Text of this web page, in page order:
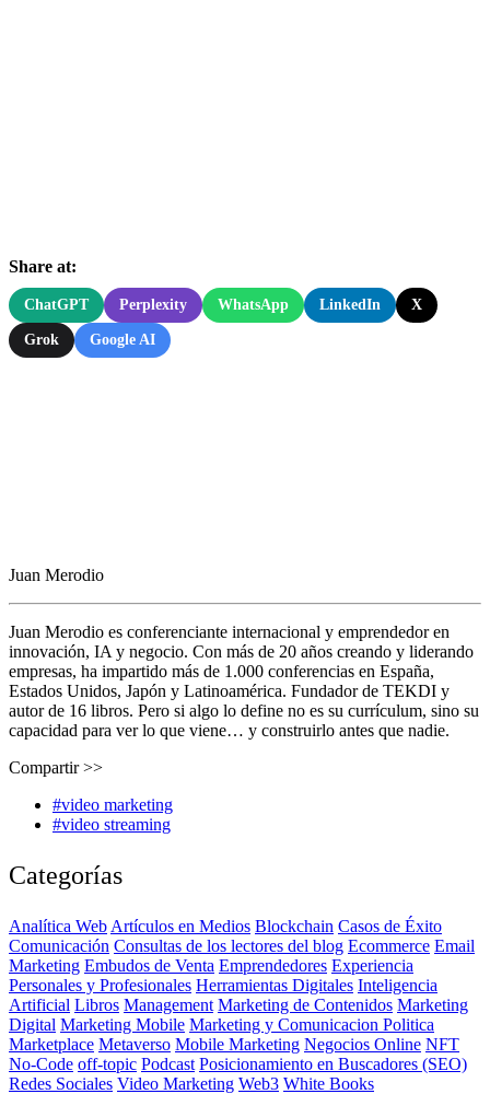
Share at:
ChatGPT Perplexity WhatsApp LinkedIn X
Grok Google AI
Juan Merodio
Juan Merodio es conferenciante internacional y emprendedor en
innovación, IA y negocio. Con más de 20 años creando y liderando
empresas, ha impartido más de 1.000 conferencias en España,
Estados Unidos, Japón y Latinoamérica. Fundador de TEKDI y
autor de 16 libros. Pero si algo lo define no es su currículum, sino su
capacidad para ver lo que viene… y construirlo antes que nadie.
Compartir >>
#video marketing
#video streaming
Categorías
Analítica Web Artículos en Medios Blockchain Casos de Éxito
Comunicación Consultas de los lectores del blog Ecommerce Email
Marketing Embudos de Venta Emprendedores Experiencia
Personales y Profesionales Herramientas Digitales Inteligencia
Artificial Libros Management Marketing de Contenidos Marketing
Digital Marketing Mobile Marketing y Comunicacion Politica
Marketplace Metaverso Mobile Marketing Negocios Online NFT
No-Code off-topic Podcast Posicionamiento en Buscadores (SEO)
Redes Sociales Video Marketing Web3 White Books